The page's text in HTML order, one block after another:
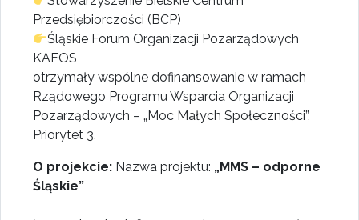
Przedsiębiorczości (BCP)
Śląskie Forum Organizacji Pozarządowych
KAFOS
otrzymały wspólne dofinansowanie w ramach
Rządowego Programu Wsparcia Organizacji
Pozarządowych – „Moc Małych Społeczności”,
Priorytet 3.
O projekcie: Nazwa projektu: „MMS – odporne
Śląskie”